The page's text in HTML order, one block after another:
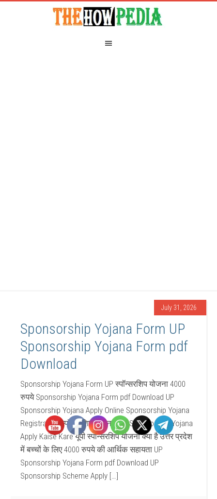
July 31, 2026
Sponsorship Yojana Form UP
Sponsorship Yojana Form pdf
Download
Sponsorship Yojana Form UP स्पॉन्सरशिप योजना 4000
रुपये Sponsorship Yojana Form pdf Download UP
Sponsorship Yojana Apply Online Sponsorship Yojana
Registration स्पॉन्सरशिप योजना फॉर्म Sponsorship Yojana
Apply Kaise Kare यूपी स्पॉन्सरशिप योजना क्या है उत्तर प्रदेश
में बच्चों के लिए 4000 रुपये की आर्थिक सहायता UP
Sponsorship Yojana Form pdf Download UP
Sponsorship Scheme Apply […]